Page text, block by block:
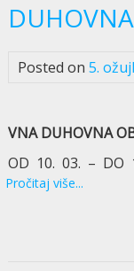
Posted on 5.
VNA DUHOVNA
OD 10. 03. – DO
Pročitaj više...